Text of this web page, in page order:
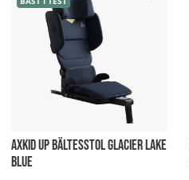
AXKID UP BÄLTESSTOL GLACIER LAKE
BLUE